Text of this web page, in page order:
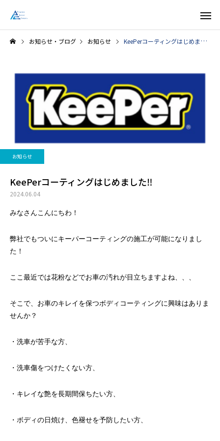
お知らせ
話題のkeeperコーティン
グ！
お知らせ
お知らせ・ブログ お知らせ KeePerコーティングはじめました‼️
お知らせ
KeePerコーティングはじめました‼️
2024.06.04
みなさんこんにちわ！
弊社でもついにキーパーコーティングの施工が可能になりまし
た！
ここ最近では花粉などでお車の汚れが目立ちますよね、、、
そこで、お車のキレイを保つボディコーティングに興味はありま
せんか？
・洗車が苦手な方、
・洗車傷をつけたくない方、
・キレイな艶を長期間保ちたい方、
・ボディの日焼け、色褪せを予防したい方、